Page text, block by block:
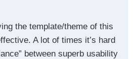
the template/theme of this
A lot of times it’s hard
between superb usability